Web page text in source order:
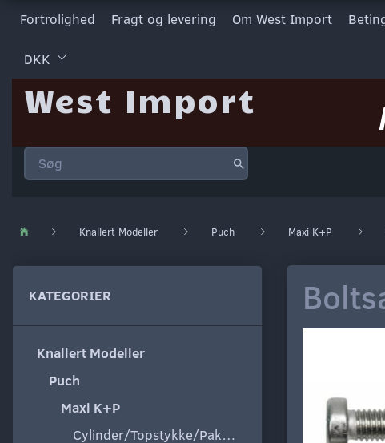
Fortrolighed Fragt og levering Om West Import
DKK
West Import
Knallert Modeller Puch Maxi K+P
KATEGORIER
Knallert Modeller
Puch
Maxi K+P
Cylinder/Topstykke/Pakning